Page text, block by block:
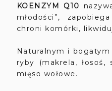
KOENZYM Q10
młodości”,
chroni komórki,
Naturalnym i bogatym
ryby (makrela, łosoś,
mięso wołowe.